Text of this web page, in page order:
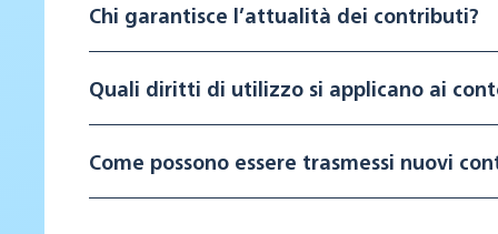
Chi garantisce l’attualità dei contributi?
Quali diritti di utilizzo si applicano ai
Come possono essere trasmessi nuovi